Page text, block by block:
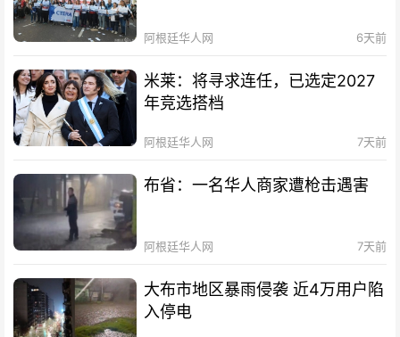
阿根廷华人网 6天前
米莱：将寻求连任，已选定2027
年竞选搭档
阿根廷华人网 7天前
布省：一名华人商家遭枪击遇害
阿根廷华人网 7天前
大布市地区暴雨侵袭 近4万用户陷
入停电